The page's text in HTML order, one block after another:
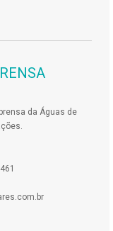
da Águas de